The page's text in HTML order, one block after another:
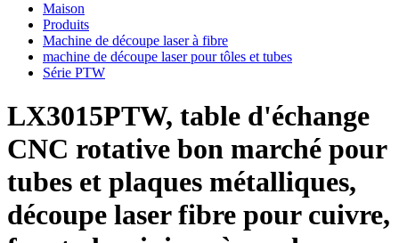
Maison
Produits
Machine de découpe laser à fibre
machine de découpe laser pour tôles et tubes
Série PTW
LX3015PTW, table d'échange
CNC rotative bon marché pour
tubes et plaques métalliques,
découpe laser fibre pour cuivre,